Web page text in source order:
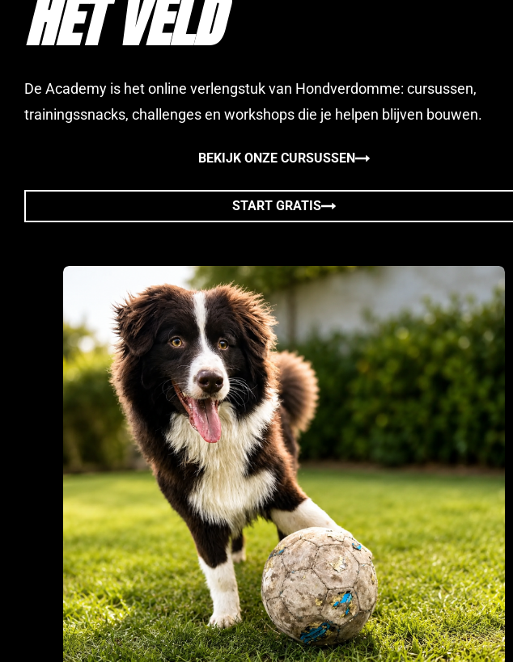
HET VELD
De Academy is het online verlengstuk van Hondverdomme: cursussen,
trainingssnacks, challenges en workshops die je helpen blijven bouwen.
BEKIJK ONZE CURSUSSEN
START GRATIS